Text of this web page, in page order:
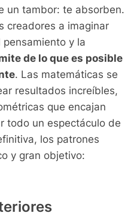
un tambor: te absorben.
creadores a imaginar
y la
de lo que es posible
. Las matemáticas se
resultados increíbles,
que encajan
todo un espectáculo de
los patrones
y gran objetivo: